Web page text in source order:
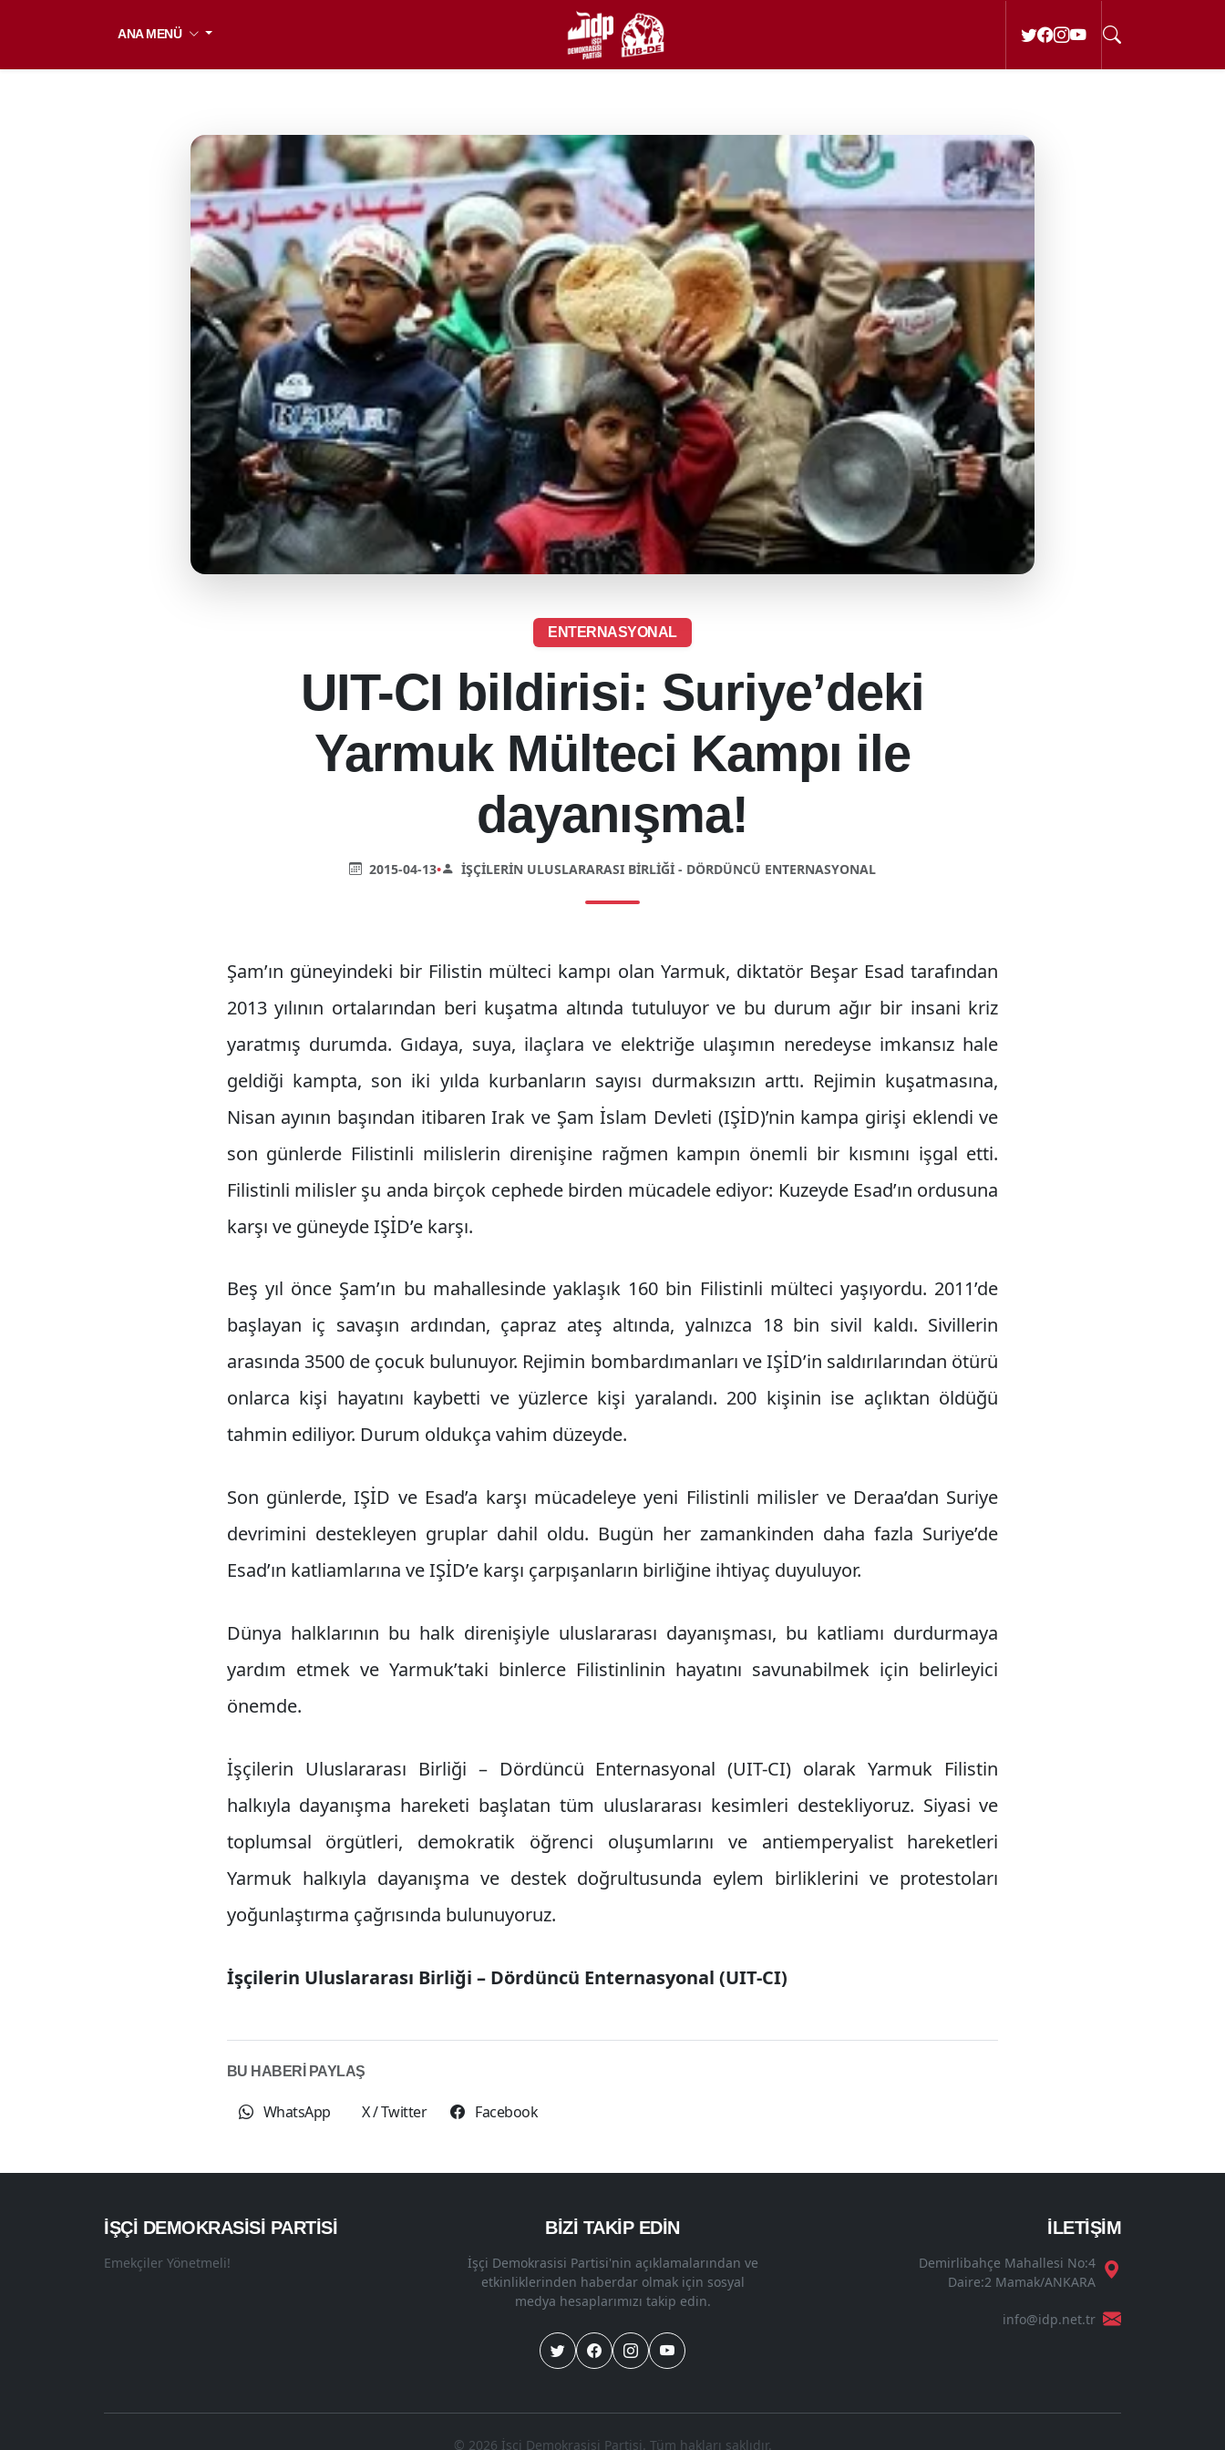
ANA MENÜ
ENTERNASYONAL
UIT-CI bildirisi: Suriye’deki
Yarmuk Mülteci Kampı ile
dayanışma!
2015-04-13• İŞÇILERIN ULUSLARARASI BIRLIĞI - DÖRDÜNCÜ ENTERNASYONAL
Şam’ın güneyindeki bir Filistin mülteci kampı olan Yarmuk, diktatör Beşar Esad tarafından
2013 yılının ortalarından beri kuşatma altında tutuluyor ve bu durum ağır bir insani kriz
yaratmış durumda. Gıdaya, suya, ilaçlara ve elektriğe ulaşımın neredeyse imkansız hale
geldiği kampta, son iki yılda kurbanların sayısı durmaksızın arttı. Rejimin kuşatmasına,
Nisan ayının başından itibaren Irak ve Şam İslam Devleti (IŞİD)’nin kampa girişi eklendi ve
son günlerde Filistinli milislerin direnişine rağmen kampın önemli bir kısmını işgal etti.
Filistinli milisler şu anda birçok cephede birden mücadele ediyor: Kuzeyde Esad’ın ordusuna
karşı ve güneyde IŞİD’e karşı.
Beş yıl önce Şam’ın bu mahallesinde yaklaşık 160 bin Filistinli mülteci yaşıyordu. 2011’de
başlayan iç savaşın ardından, çapraz ateş altında, yalnızca 18 bin sivil kaldı. Sivillerin
arasında 3500 de çocuk bulunuyor. Rejimin bombardımanları ve IŞİD’in saldırılarından ötürü
onlarca kişi hayatını kaybetti ve yüzlerce kişi yaralandı. 200 kişinin ise açlıktan öldüğü
tahmin ediliyor. Durum oldukça vahim düzeyde.
Son günlerde, IŞİD ve Esad’a karşı mücadeleye yeni Filistinli milisler ve Deraa’dan Suriye
devrimini destekleyen gruplar dahil oldu. Bugün her zamankinden daha fazla Suriye’de
Esad’ın katliamlarına ve IŞİD’e karşı çarpışanların birliğine ihtiyaç duyuluyor.
Dünya halklarının bu halk direnişiyle uluslararası dayanışması, bu katliamı durdurmaya
yardım etmek ve Yarmuk’taki binlerce Filistinlinin hayatını savunabilmek için belirleyici
önemde.
İşçilerin Uluslararası Birliği – Dördüncü Enternasyonal (UIT-CI) olarak Yarmuk Filistin
halkıyla dayanışma hareketi başlatan tüm uluslararası kesimleri destekliyoruz. Siyasi ve
toplumsal örgütleri, demokratik öğrenci oluşumlarını ve antiemperyalist hareketleri
Yarmuk halkıyla dayanışma ve destek doğrultusunda eylem birliklerini ve protestoları
yoğunlaştırma çağrısında bulunuyoruz.
İşçilerin Uluslararası Birliği – Dördüncü Enternasyonal (UIT-CI)
BU HABERİ PAYLAŞ
WhatsApp X / Twitter Facebook
İŞÇI DEMOKRASISI PARTISI
Emekçiler Yönetmeli!
BİZİ TAKİP EDİN
İşçi Demokrasisi Partisi'nin açıklamalarından ve
etkinliklerinden haberdar olmak için sosyal
medya hesaplarımızı takip edin.
İLETİŞİM
Demirlibahçe Mahallesi No:4
Daire:2 Mamak/ANKARA
info@idp.net.tr
© 2026 İşçi Demokrasisi Partisi. Tüm hakları saklıdır.